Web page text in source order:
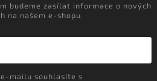
budeme zasílat informace o nových
na našem e-shopu.